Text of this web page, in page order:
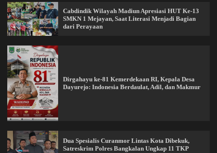
Cabdindik Wilayah Madiun Apresiasi HUT Ke-13
SMKN 1 Mejayan, Saat Literasi Menjadi Bagian
dari Perayaan
Dirgahayu ke-81 Kemerdekaan RI, Kepala Desa
Dayurejo: Indonesia Berdaulat, Adil, dan Makmur
Dua Spesialis Curanmor Lintas Kota Dibekuk,
Satreskrim Polres Bangkalan Ungkap 11 TKP